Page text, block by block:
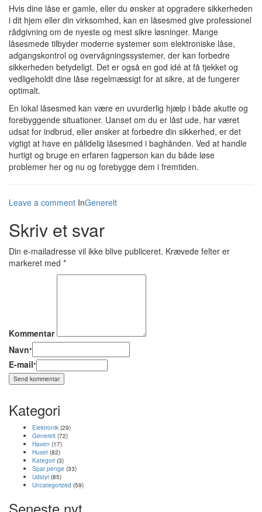
Hvis dine låse er gamle, eller du ønsker at opgradere sikkerheden
i dit hjem eller din virksomhed, kan en låsesmed give professionel
rådgivning om de nyeste og mest sikre løsninger. Mange
låsesmede tilbyder moderne systemer som elektroniske låse,
adgangskontrol og overvågningssystemer, der kan forbedre
sikkerheden betydeligt. Det er også en god idé at få tjekket og
vedligeholdt dine låse regelmæssigt for at sikre, at de fungerer
optimalt.
En lokal låsesmed kan være en uvurderlig hjælp i både akutte og
forebyggende situationer. Uanset om du er låst ude, har været
udsat for indbrud, eller ønsker at forbedre din sikkerhed, er det
vigtigt at have en pålidelig låsesmed i baghånden. Ved at handle
hurtigt og bruge en erfaren fagperson kan du både løse
problemer her og nu og forebygge dem i fremtiden.
Leave a comment InGenerelt
Skriv et svar
Din e-mailadresse vil ikke blive publiceret. Krævede felter er
markeret med *
Kommentar
Navn*
E-mail*
Kategori
Elektronik (29)
Generelt (72)
Haven (17)
Huset (82)
Kategori (3)
Spar penge (33)
Udstyr(85)
Uncategorized (59)